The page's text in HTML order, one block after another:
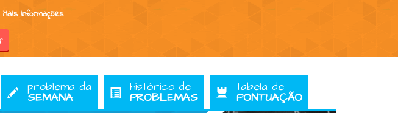
Mais informações
problema da
SEMANA
histórico de
PROBLEMAS
tabela de
PONTUAÇÃO